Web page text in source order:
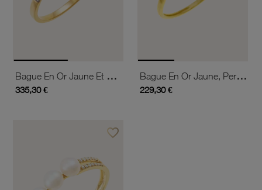
Bague En Or Jaune Et Rhodié, Perle De Culture Et Oxydes De Zirconium
335,30 €
Bague En Or Jaune, Perle De Culture
229,30 €
favorite_borderAjouter à vos favoris